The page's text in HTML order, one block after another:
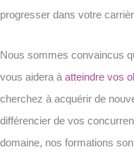
progresser dans votre
Nous sommes convaincus
vous aidera à atteindre vos
cherchez à acquérir de
différencier de vos
domaine, nos formations